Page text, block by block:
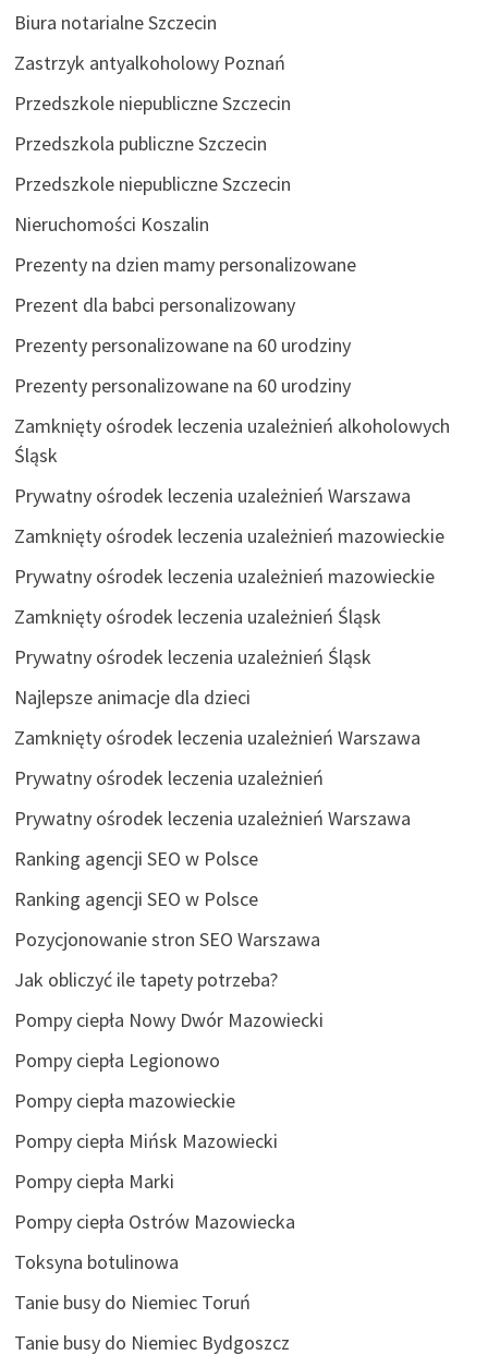
Biura notarialne Szczecin
Zastrzyk antyalkoholowy Poznań
Przedszkole niepubliczne Szczecin
Przedszkola publiczne Szczecin
Przedszkole niepubliczne Szczecin
Nieruchomości Koszalin
Prezenty na dzien mamy personalizowane
Prezent dla babci personalizowany
Prezenty personalizowane na 60 urodziny
Prezenty personalizowane na 60 urodziny
Zamknięty ośrodek leczenia uzależnień alkoholowych
Śląsk
Prywatny ośrodek leczenia uzależnień Warszawa
Zamknięty ośrodek leczenia uzależnień mazowieckie
Prywatny ośrodek leczenia uzależnień mazowieckie
Zamknięty ośrodek leczenia uzależnień Śląsk
Prywatny ośrodek leczenia uzależnień Śląsk
Najlepsze animacje dla dzieci
Zamknięty ośrodek leczenia uzależnień Warszawa
Prywatny ośrodek leczenia uzależnień
Prywatny ośrodek leczenia uzależnień Warszawa
Ranking agencji SEO w Polsce
Ranking agencji SEO w Polsce
Pozycjonowanie stron SEO Warszawa
Jak obliczyć ile tapety potrzeba?
Pompy ciepła Nowy Dwór Mazowiecki
Pompy ciepła Legionowo
Pompy ciepła mazowieckie
Pompy ciepła Mińsk Mazowiecki
Pompy ciepła Marki
Pompy ciepła Ostrów Mazowiecka
Toksyna botulinowa
Tanie busy do Niemiec Toruń
Tanie busy do Niemiec Bydgoszcz